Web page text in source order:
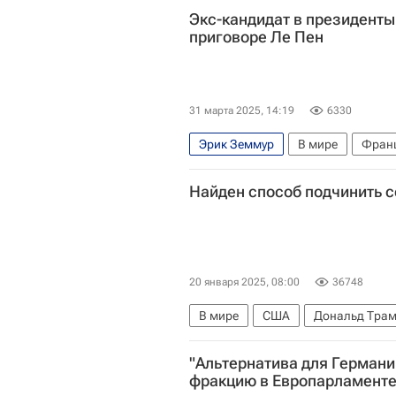
Экс-кандидат в
приговоре Ле Пен
31 марта 2025, 14:19 6330
Эрик Земмур В мире
Найден способ подчинить
20 января 2025, 08:00 36748
В мире США Дональд
Илон Маск
Хавьер Милей
Альтернатива для Германии
"Альтернатива для
фракцию в Европарламенте